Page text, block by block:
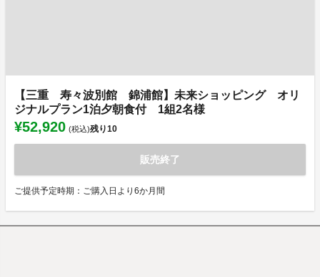
【三重 寿々波別館 錦浦館】未来ショッピング オリ
ジナルプラン1泊夕朝食付 1組2名様
¥52,920 (税込)残り10
販売終了
ご提供予定時期：ご購入日より6か月間